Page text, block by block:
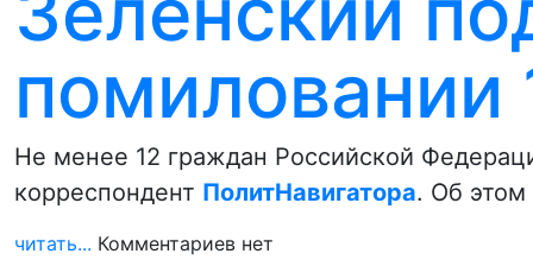
помиловании
Не менее 12 граждан Российской
корреспондент ПолитНавигатора. Об этом
читать... Комментариев нет